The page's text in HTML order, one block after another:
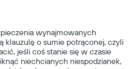
wynajmowanych
klauzulę o sumie potrąconej, czyli
jeśli coś stanie się w czasie
niechcianych niespodzianek,